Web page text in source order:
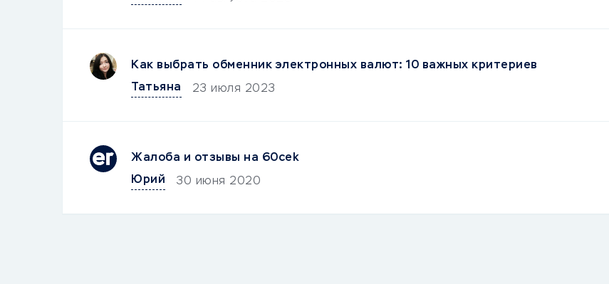
Как выбрать обменник электронных валют: 10 важных критериев
Татьяна
23 июля 2023
Жалоба и отзывы на 60cek
Юрий
30 июня 2020